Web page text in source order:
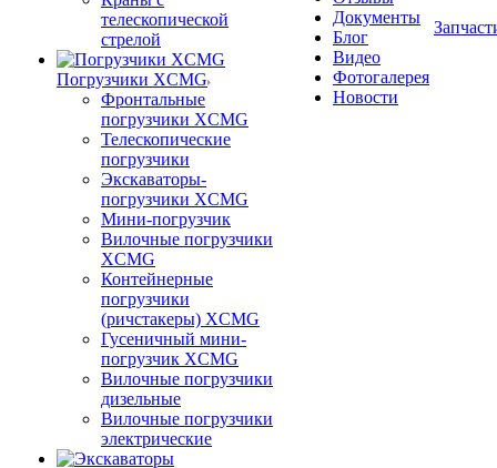
телескопической
стрелой
Погрузчики XCMG
Фронтальные
погрузчики XCMG
Телескопические
погрузчики
Экскаваторы-
погрузчики XCMG
Мини-погрузчик
Вилочные погрузчики
XCMG
Контейнерные
погрузчики
(ричстакеры) XCMG
Гусеничный мини-
погрузчик XCMG
Вилочные погрузчики
дизельные
Вилочные погрузчики
электрические
Документы
Блог
Видео
Фотогалерея
Новости